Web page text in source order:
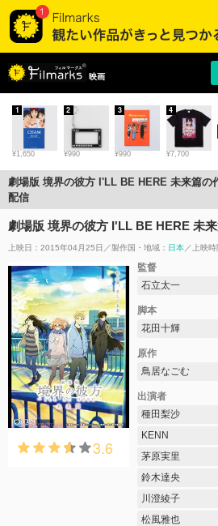
映画
¥1,650
1
¥990
2
¥990
3
¥7,700
4
劇場版 境界の彼方 I'LL BE HERE 未来篇の
配信
劇場版 境界の彼方 I'LL BE HERE 未
上映日：2015年04月25日 製作国・地域： 日本 上映
3.6
監督
石立太一
脚本
花田十輝
原作
鳥居なごむ
出演者
種田梨沙
KENN
茅原実里
鈴木達央
川澄綾子
松風雅也